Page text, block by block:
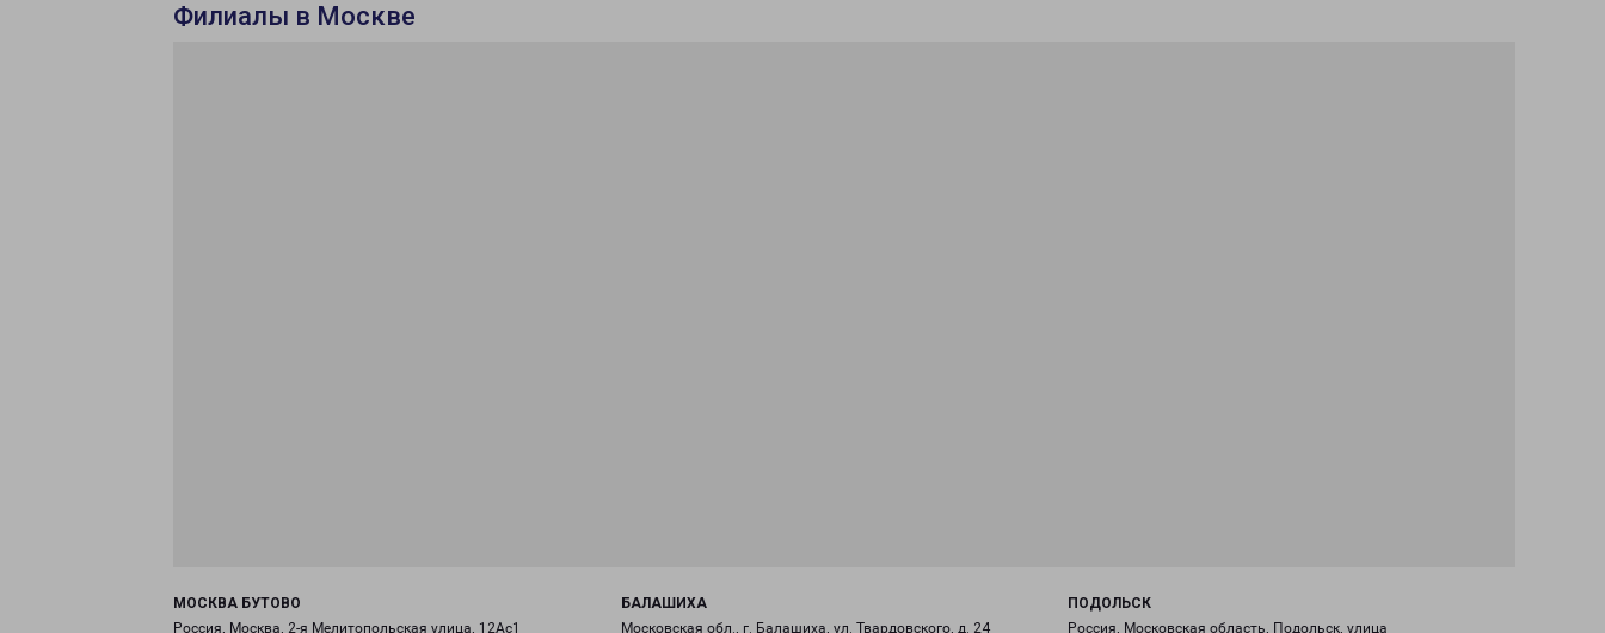
Филиалы в Москве
МОСКВА БУТОВО
Россия, Москва, 2-я Мелитопольская улица, 12Ас1
БАЛАШИХА
Московская обл., г. Балашиха, ул. Твардовского, д. 24
ПОДОЛЬСК
Россия, Московская область, Подольск, улица